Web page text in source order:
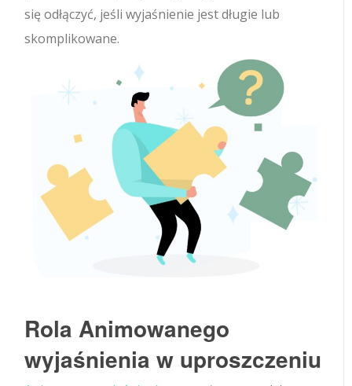
się odłączyć, jeśli wyjaśnienie jest długie lub
skomplikowane.
Rola Animowanego
wyjaśnienia w uproszczeniu